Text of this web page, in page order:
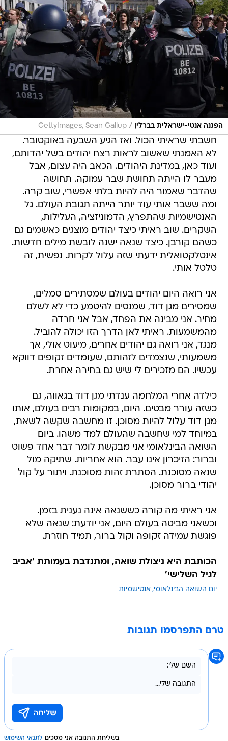
הפגנה אנטי-ישראלית בברלין /
GettyImages, Sean Gallup
חשבתי שראיתי הכול. ואז הגיע השבעה באוקטובר.
לא האמנתי שאשוב לראות רצח יהודים בשל יהדותם,
ועוד כאן, במדינת היהודים. הכאב היה עצום, אבל
מעבר לו הייתה תחושת שבר עמוקה. תחושה
שהדבר שאמור היה להיות בלתי אפשרי, שוב קרה.
ומה ששבר אותי עוד יותר הייתה תגובת העולם. גל
האנטישמיות שהתפרץ, הדמוניזציה, העלילות,
השקרים. שוב ראיתי כיצד יהודים מוצגים כאשמים גם
כשהם קורבן. כיצד שנאה ישנה לובשת מילים חדשות.
אינטלקטואלית ידעתי שזה עלול לקרות. נפשית, זה
טלטל אותי.
אני רואה היום יהודים בעולם שמסתירים סמלים,
שמסירים מגן דוד, שמנסים להיטמע כדי לא לשלם
מחיר. אני מבינה את הפחד, אבל אני חרדה
מהמשמעות. ראיתי לאן הדרך הזו יכולה להוביל.
מנגד, אני רואה גם יהודים אחרים, מיעוט אולי, אך
משמעותי, שנצמדים לזהותם, שעומדים זקופים דווקא
עכשיו. הם מזכירים לי שיש גם בחירה אחרת.
כילדה אחרי המלחמה ענדתי מגן דוד בגאווה, גם
כשזה עורר מבטים. היום, במקומות רבים בעולם, אותו
מגן דוד עלול להיות מסוכן. זו מחשבה שקשה לשאת,
במיוחד למי שחשבה שהעולם למד משהו. ביום
השואה הבינלאומי אני מבקשת לומר דבר אחד פשוט
וברור: הזיכרון אינו עבר. הוא אחריות. שתיקה מול
שנאה מסוכנת. הסתרת זהות מסוכנת. ויתור על קול
יהודי ברור מסוכן.
אני ראיתי מה קורה כששנאה אינה נענית בזמן.
וכשאני מביטה בעולם היום, אני יודעת: שנאה שלא
פוגשת עמידה זקופה וקול ברור, תמיד חוזרת.
הכותבת היא ניצולת שואה, ומתנדבת בעמותת 'אביב
לגיל השלישי'
יום השואה הבינלאומי אנטישמיות
טרם התפרסמו תגובות
בשליחת התגובה אני מסכים לתנאי השימוש